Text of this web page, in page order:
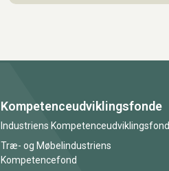
Kompetenceudviklingsfonde
Industriens Kompetenceudviklingsfond
Træ- og Møbelindustriens
Kompetencefond